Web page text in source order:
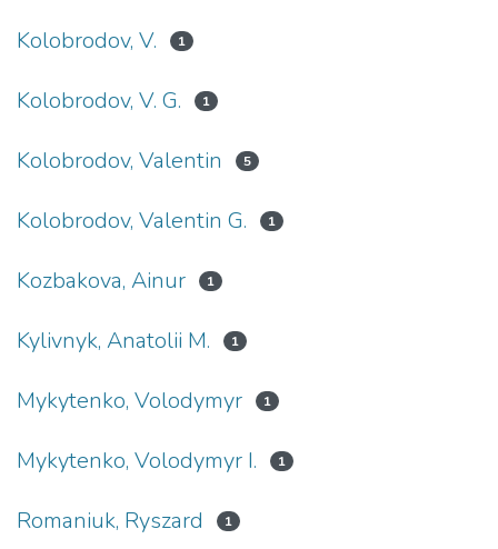
Kolobrodov, V. 1
Kolobrodov, V. G. 1
Kolobrodov, Valentin 5
Kolobrodov, Valentin G. 1
Kozbakova, Ainur 1
Kylivnyk, Anatolii M. 1
Mykytenko, Volodymyr 1
Mykytenko, Volodymyr I. 1
Romaniuk, Ryszard 1